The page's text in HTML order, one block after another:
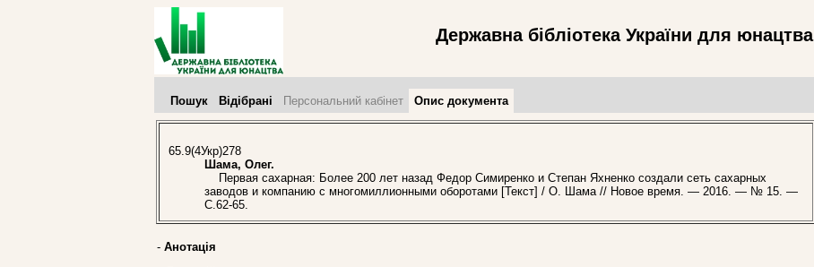
Державна бібліотека України для юнацтва
Пошук Відібрані Персональний кабінет Опис документа
65.9(4Укр)278
Шама, Олег.
Первая сахарная: Более 200 лет назад Федор Симиренко и Степан Яхненко создали сеть сахарных
заводов и компанию с многомиллионными оборотами [Текст] / О. Шама // Новое время. — 2016. — № 15. —
С.62-65.
- Анотація